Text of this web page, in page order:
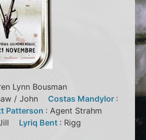
Lynn Bousman
/ John Costas Mandylor :
Patterson : Agent Strahm
Lyriq Bent : Rigg